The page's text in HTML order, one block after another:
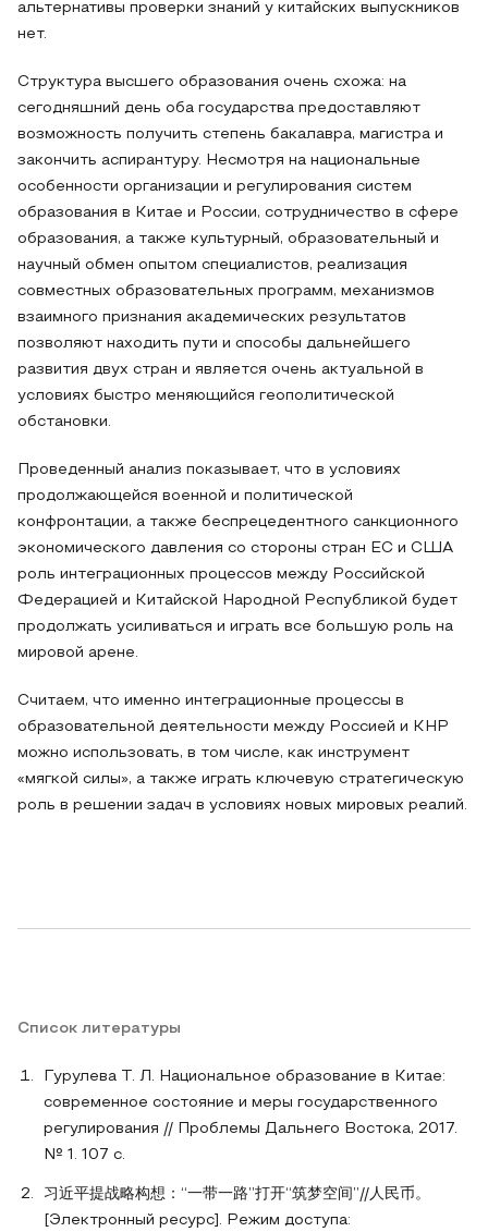
альтернативы проверки знаний у китайских выпускников
нет.
Структура высшего образования очень схожа: на
сегодняшний день оба государства предоставляют
возможность получить степень бакалавра, магистра и
закончить аспирантуру. Несмотря на национальные
особенности организации и регулирования систем
образования в Китае и России, сотрудничество в сфере
образования, а также культурный, образовательный и
научный обмен опытом специалистов, реализация
совместных образовательных программ, механизмов
взаимного признания академических результатов
позволяют находить пути и способы дальнейшего
развития двух стран и является очень актуальной в
условиях быстро меняющийся геополитической
обстановки.
Проведенный анализ показывает, что в условиях
продолжающейся военной и политической
конфронтации, а также беспрецедентного санкционного
экономического давления со стороны стран ЕС и США
роль интеграционных процессов между Российской
Федерацией и Китайской Народной Республикой будет
продолжать усиливаться и играть все большую роль на
мировой арене.
Считаем, что именно интеграционные процессы в
образовательной деятельности между Россией и КНР
можно использовать, в том числе, как инструмент
«мягкой силы», а также играть ключевую стратегическую
роль в решении задач в условиях новых мировых реалий.
Список литературы
Гурулева Т. Л. Национальное образование в Китае:
современное состояние и меры государственного
регулирования // Проблемы Дальнего Востока, 2017.
№ 1. 107 с.
习近平提战略构想：“一带一路”打开“筑梦空间”//人民币。
[Электронный ресурс]. Режим доступа: